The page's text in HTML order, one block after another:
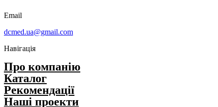
Email
dcmed.ua@gmail.com
Навігація
Про компанію
Каталог
Рекомендації
Нашi проекти